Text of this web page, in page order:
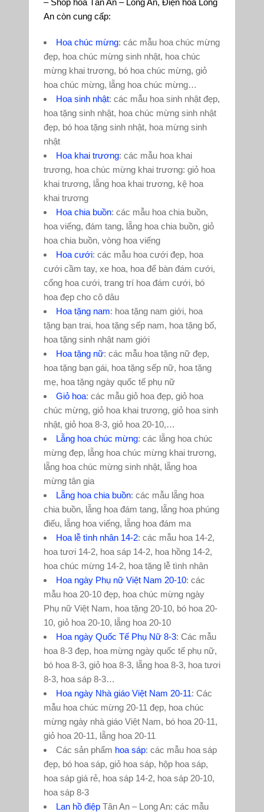
An còn cung cấp:
Hoa chúc mừng: các mẫu hoa chúc mừng
đẹp, hoa chúc mừng sinh nhật, hoa chúc
mừng khai trương, bó hoa chúc mừng, giỏ
hoa chúc mừng, lẵng hoa chúc mừng…
Hoa sinh nhật: các mẫu hoa sinh nhật đẹp,
hoa tặng sinh nhật, hoa chúc mừng sinh nhật
đẹp, bó hoa tặng sinh nhật, hoa mừng sinh
nhật
Hoa khai trương: các mẫu hoa khai
trương, hoa chúc mừng khai trương: giỏ hoa
khai trương, lẵng hoa khai trương, kệ hoa
khai trương
Hoa chia buồn: các mẫu hoa chia buồn,
hoa viếng, đám tang, lẵng hoa chia buồn, giỏ
hoa chia buồn, vòng hoa viếng
Hoa cưới: các mẫu hoa cưới đẹp, hoa
cưới cầm tay, xe hoa, hoa để bàn đám cưới,
cổng hoa cưới, trang trí hoa đám cưới, bó
hoa đẹp cho cô dâu
Hoa tặng nam: hoa tặng nam giới, hoa
tặng bạn trai, hoa tặng sếp nam, hoa tặng bố,
hoa tặng sinh nhật nam giới
Hoa tặng nữ: các mẫu hoa tặng nữ đẹp,
hoa tặng bạn gái, hoa tặng sếp nữ, hoa tặng
mẹ, hoa tặng ngày quốc tế phụ nữ
Giỏ hoa: các mẫu giỏ hoa đẹp, giỏ hoa
chúc mừng, giỏ hoa khai trương, giỏ hoa sinh
nhật, giỏ hoa 8-3, giỏ hoa 20-10,…
Lẵng hoa chúc mừng: các lẵng hoa chúc
mừng đẹp, lẵng hoa chúc mừng khai trương,
lẵng hoa chúc mừng sinh nhật, lẵng hoa
mừng tân gia
Lẵng hoa chia buồn: các mẫu lẵng hoa
chia buồn, lẵng hoa đám tang, lẵng hoa phúng
điếu, lẵng hoa viếng, lẵng hoa đám ma
Hoa lễ tình nhân 14-2: các mẫu hoa 14-2,
hoa tươi 14-2, hoa sáp 14-2, hoa hồng 14-2,
hoa chúc mừng 14-2, hoa tặng lễ tình nhân
Hoa ngày Phụ nữ Việt Nam 20-10: các
mẫu hoa 20-10 đẹp, hoa chúc mừng ngày
Phụ nữ Việt Nam, hoa tặng 20-10, bó hoa 20-
10, giỏ hoa 20-10, lẵng hoa 20-10
Hoa ngày Quốc Tế Phụ Nữ 8-3: Các mẫu
hoa 8-3 đẹp, hoa mừng ngày quốc tế phụ nữ,
bó hoa 8-3, giỏ hoa 8-3, lẵng hoa 8-3, hoa tươi
8-3, hoa sáp 8-3…
Hoa ngày Nhà giáo Việt Nam 20-11: Các
mẫu hoa chúc mừng 20-11 đẹp, hoa chúc
mừng ngày nhà giáo Việt Nam, bó hoa 20-11,
giỏ hoa 20-11, lẵng hoa 20-11
Các sản phẩm hoa sáp: các mẫu hoa sáp
đẹp, bó hoa sáp, giỏ hoa sáp, hộp hoa sáp,
hoa sáp giá rẻ, hoa sáp 14-2, hoa sáp 20-10,
hoa sáp 8-3
Lan hồ điệp Tân An – Long An: các mẫu